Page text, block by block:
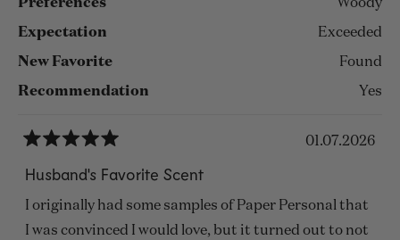
Preferences Woody
Expectation Exceeded
New Favorite Found
Recommendation Yes
na
5
z
5
gwiazdek
01.07.2026
Husband's Favorite Scent
I originally had some samples of Paper Personal that
I was convinced I would love, but it turned out to not